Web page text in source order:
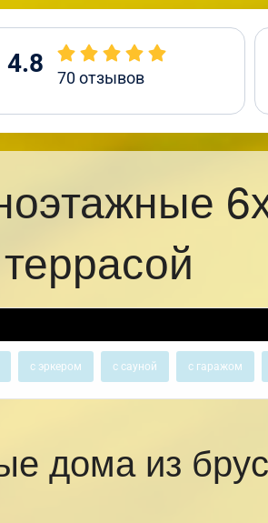
4.8 70отзывов
террасой
с эркером с сауной с гаражом
дома из